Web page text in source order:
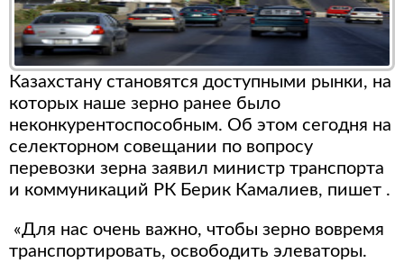
Казахстану становятся доступными рынки, на
которых наше зерно ранее было
неконкурентоспособным. Об этом сегодня на
селекторном совещании по вопросу
перевозки зерна заявил министр транспорта
и коммуникаций РК Берик Камалиев, пишет .
«Для нас очень важно, чтобы зерно вовремя
транспортировать, освободить элеваторы.